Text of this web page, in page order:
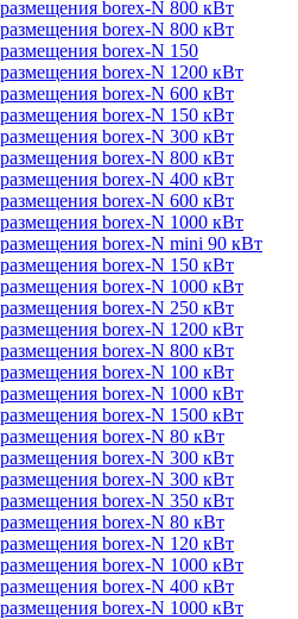
borex-N 800 кВт
borex-N 800 кВт
borex-N 150
borex-N 1200 кВт
borex-N 600 кВт
borex-N 150 кВт
borex-N 300 кВт
borex-N 800 кВт
borex-N 400 кВт
borex-N 600 кВт
borex-N 1000 кВт
borex-N mini 90 кВт
borex-N 150 кВт
borex-N 1000 кВт
borex-N 250 кВт
borex-N 1200 кВт
borex-N 800 кВт
borex-N 100 кВт
borex-N 1000 кВт
borex-N 1500 кВт
borex-N 80 кВт
borex-N 300 кВт
borex-N 300 кВт
borex-N 350 кВт
borex-N 80 кВт
borex-N 120 кВт
borex-N 1000 кВт
borex-N 400 кВт
borex-N 1000 кВт